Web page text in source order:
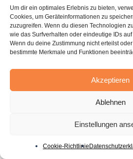
Um dir ein optimales Erlebnis zu bieten,
Cookies, um Geräteinformationen zu
zuzugreifen. Wenn du diesen Technologien
wie das Surfverhalten oder eindeutige IDs
Wenn du deine Zustimmung nicht erteilst
bestimmte Merkmale und Funktionen
Akzeptieren
Ablehnen
Einstellungen
Cookie-Richtlinie
Verfügbarkeit von Ersatzteilen
dem Wasser.
Langfristige Betreuung
Der Fachhändler begleitet die
über Jahre hinweg. Er kennt
Schwächen und Fortschritte genau.
abgestimmte Empfehlungen geben.
Diese langfristige